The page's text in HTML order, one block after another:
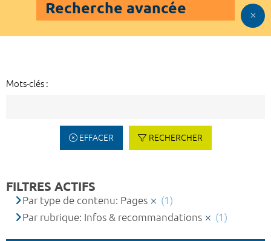
Recherche avancée
Mots-clés :
EFFACER RECHERCHER
FILTRES ACTIFS
Par type de contenu: Pages
(1)
Par rubrique: Infos & recommandations
(1)